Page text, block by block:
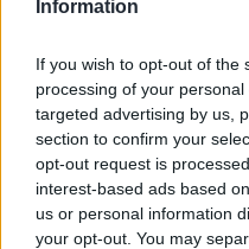
Information
If you wish to opt-out of the
processing of your
targeted advertising by us,
section to confirm your
opt-out request is
interest-based ads based
us or personal information
your opt-out. You may
týdny. Novinářům to řekl
Zoo Ostrava odchovává
onagerů
26.7.2026 01:16 | OSTRAVA ( ČTK)